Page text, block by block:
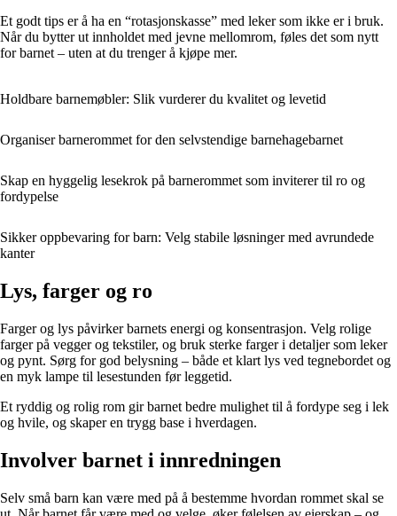
Et godt tips er å ha en “rotasjonskasse” med leker som ikke er i bruk.
Når du bytter ut innholdet med jevne mellomrom, føles det som nytt
for barnet – uten at du trenger å kjøpe mer.
Holdbare barnemøbler: Slik vurderer du kvalitet og levetid
Organiser barnerommet for den selvstendige barnehagebarnet
Skap en hyggelig lesekrok på barnerommet som inviterer til ro og
fordypelse
Sikker oppbevaring for barn: Velg stabile løsninger med avrundede
kanter
Lys, farger og ro
Farger og lys påvirker barnets energi og konsentrasjon. Velg rolige
farger på vegger og tekstiler, og bruk sterke farger i detaljer som leker
og pynt. Sørg for god belysning – både et klart lys ved tegnebordet og
en myk lampe til lesestunden før leggetid.
Et ryddig og rolig rom gir barnet bedre mulighet til å fordype seg i lek
og hvile, og skaper en trygg base i hverdagen.
Involver barnet i innredningen
Selv små barn kan være med på å bestemme hvordan rommet skal se